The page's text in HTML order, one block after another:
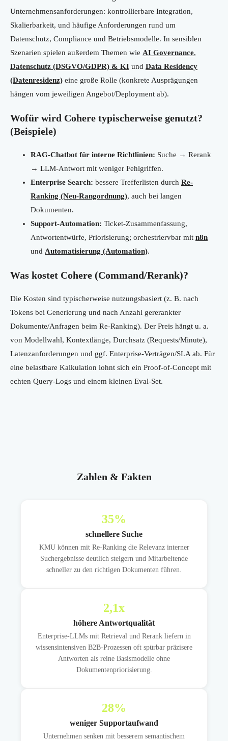
Unternehmensanforderungen: kontrollierbare Integration,
Skalierbarkeit, und häufige Anforderungen rund um
Datenschutz, Compliance und Betriebsmodelle. In sensiblen
Szenarien spielen außerdem Themen wie AI Governance,
Datenschutz (DSGVO/GDPR) & KI und Data Residency
(Datenresidenz) eine große Rolle (konkrete Ausprägungen
hängen vom jeweiligen Angebot/Deployment ab).
Wofür wird Cohere typischerweise genutzt?
(Beispiele)
RAG-Chatbot für interne Richtlinien: Suche → Rerank
→ LLM-Antwort mit weniger Fehlgriffen.
Enterprise Search: bessere Trefferlisten durch Re-
Ranking (Neu-Rangordnung), auch bei langen
Dokumenten.
Support-Automation: Ticket-Zusammenfassung,
Antwortentwürfe, Priorisierung; orchestriervbar mit n8n
und Automatisierung (Automation).
Was kostet Cohere (Command/Rerank)?
Die Kosten sind typischerweise nutzungsbasiert (z. B. nach
Tokens bei Generierung und nach Anzahl gererankter
Dokumente/Anfragen beim Re-Ranking). Der Preis hängt u. a.
von Modellwahl, Kontextlänge, Durchsatz (Requests/Minute),
Latenzanforderungen und ggf. Enterprise-Verträgen/SLA ab. Für
eine belastbare Kalkulation lohnt sich ein Proof-of-Concept mit
echten Query-Logs und einem kleinen Eval-Set.
Zahlen & Fakten
35%
schnellere Suche
KMU können mit Re-Ranking die Relevanz interner
Suchergebnisse deutlich steigern und Mitarbeitende
schneller zu den richtigen Dokumenten führen.
2,1x
höhere Antwortqualität
Enterprise-LLMs mit Retrieval und Rerank liefern in
wissensintensiven B2B-Prozessen oft spürbar präzisere
Antworten als reine Basismodelle ohne
Dokumentenpriorisierung.
28%
weniger Supportaufwand
Unternehmen senken mit besserem semantischem